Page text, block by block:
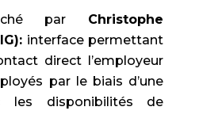
par Christophe
interface permettant
direct l’employeur
par le biais d’une
les disponibilités de